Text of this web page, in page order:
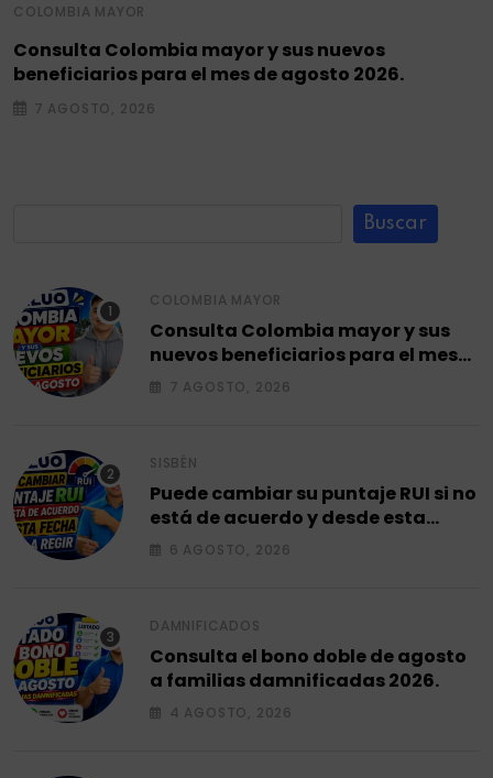
COLOMBIA MAYOR
Consulta Colombia mayor y sus nuevos
beneficiarios para el mes de agosto 2026.
7 AGOSTO, 2026
Buscar
COLOMBIA MAYOR
Consulta Colombia mayor y sus
nuevos beneficiarios para el mes
de agosto 2026.
7 AGOSTO, 2026
SISBÉN
Puede cambiar su puntaje RUI si no
está de acuerdo y desde esta
fecha empieza a regir en el 2026.
6 AGOSTO, 2026
DAMNIFICADOS
Consulta el bono doble de agosto
a familias damnificadas 2026.
4 AGOSTO, 2026